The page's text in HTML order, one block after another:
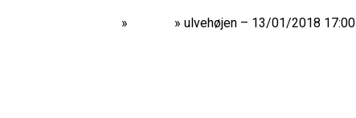
» » ulvehøjen – 13/01/2018 17:00